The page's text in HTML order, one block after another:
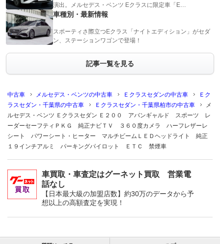
演出。メルセデス・ベンツ Eクラスに限定車「E…
車種別・最新情報
スポーティさ際立つEクラス「ナイトエディション」がセダ
ン、ステーションワゴンで登場！
記事一覧を見る
中古車 メルセデス・ベンツの中古車 Ｅクラスセダンの中古車
Ｅク
ラスセダン・千葉県の中古車
Ｅクラスセダン・千葉県柏市の中古車
メ
ルセデス・ベンツ Ｅクラスセダン Ｅ２００ アバンギャルド スポーツ レ
ーダーセーフティＰＫＧ 純正ナビＴＶ ３６０度カメラ ハーフレザーレ
シート パワーシート・ヒーター マルチビームＬＥＤヘッドライト 純正
１９インチアルミ パーキングパイロット ＥＴＣ 禁煙車
車買取・車査定はグーネット買取 営業電
話なし
【日本最大級の加盟店数】約30万のデータから予
想以上の高額査定を実現！